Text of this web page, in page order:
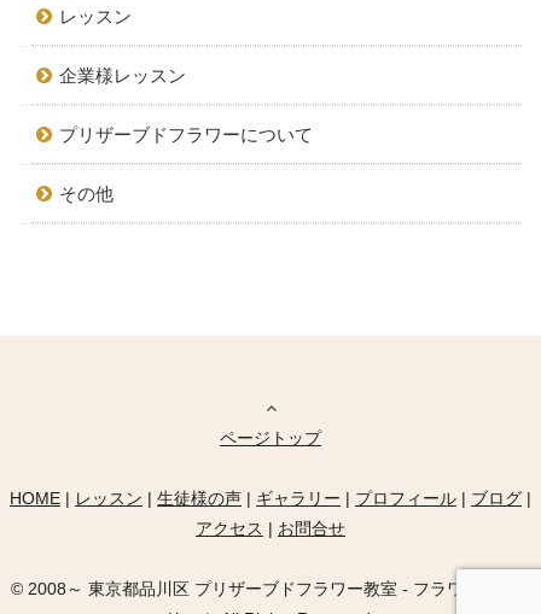
レッスン
企業様レッスン
プリザーブドフラワーについて
その他
ページトップ
HOME | レッスン | 生徒様の声 | ギャラリー | プロフィール | ブログ |
アクセス | お問合せ
© 2008～ 東京都品川区 プリザーブドフラワー教室 - フラワーギブド